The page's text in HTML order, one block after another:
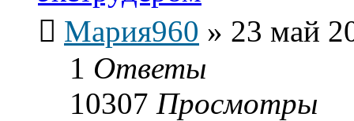
Мария960 » 23 май
1 Ответы
10307 Просмотры